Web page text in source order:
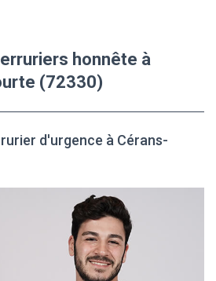
honnête à
(72330)
d'urgence à Cérans-